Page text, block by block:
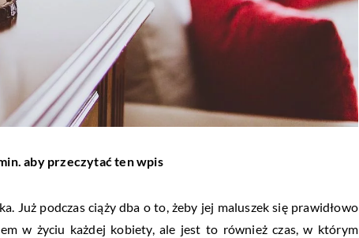
aby przeczytać ten wpis
Już podczas ciąży dba o to, żeby jej maluszek się prawidłowo
w życiu każdej kobiety, ale jest to również czas, w którym